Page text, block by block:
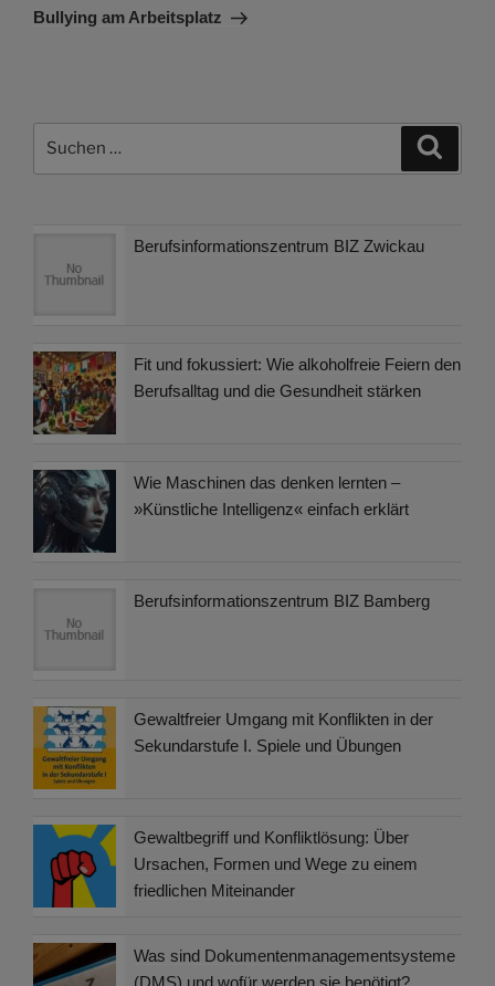
Beitrag
Bullying am Arbeitsplatz
Berufsinformationszentrum BIZ Zwickau
Fit und fokussiert: Wie alkoholfreie Feiern den
Berufsalltag und die Gesundheit stärken
Wie Maschinen das denken lernten –
»Künstliche Intelligenz« einfach erklärt
Berufsinformationszentrum BIZ Bamberg
Gewaltfreier Umgang mit Konflikten in der
Sekundarstufe I. Spiele und Übungen
Gewaltbegriff und Konfliktlösung: Über
Ursachen, Formen und Wege zu einem
friedlichen Miteinander
Was sind Dokumentenmanagementsysteme